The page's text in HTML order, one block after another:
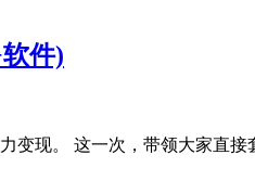
件)
变现。 这一次，带领大家直